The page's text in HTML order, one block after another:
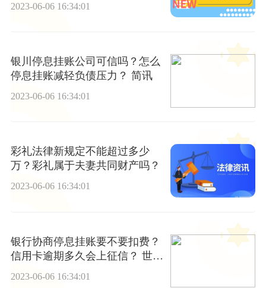
2023-06-06 16:34:01
银川停息挂账公司可信吗？怎么
停息挂账减轻负债压力？ 简讯
2023-06-06 16:34:01
彩礼法律新规定不能超过多少
万？彩礼属于夫妻共同财产吗？
2023-06-06 16:34:01
银行协商停息挂账要不要扣费？
信用卡逾期多久会上征信？ 世界
2023-06-06 16:34:01